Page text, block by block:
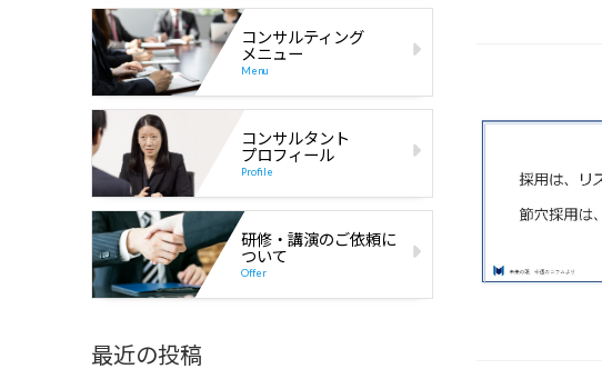
コンサルティング
メニュー
Menu
コンサルタント
プロフィール
Profile
研修・講演のご依頼に
ついて
Offer
最近の投稿